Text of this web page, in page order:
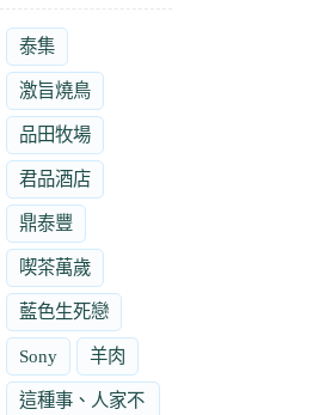
泰集
激旨燒鳥
品田牧場
君品酒店
鼎泰豐
喫茶萬歲
藍色生死戀
Sony 羊肉
這種事、人家不